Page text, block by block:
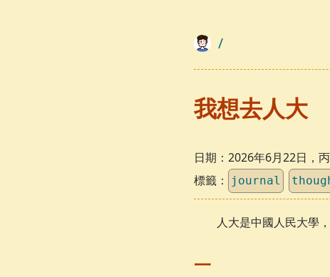
/
我想去人大
日期： 2026年6月22日，
標籤：
journal
人大是中國人民大學
一